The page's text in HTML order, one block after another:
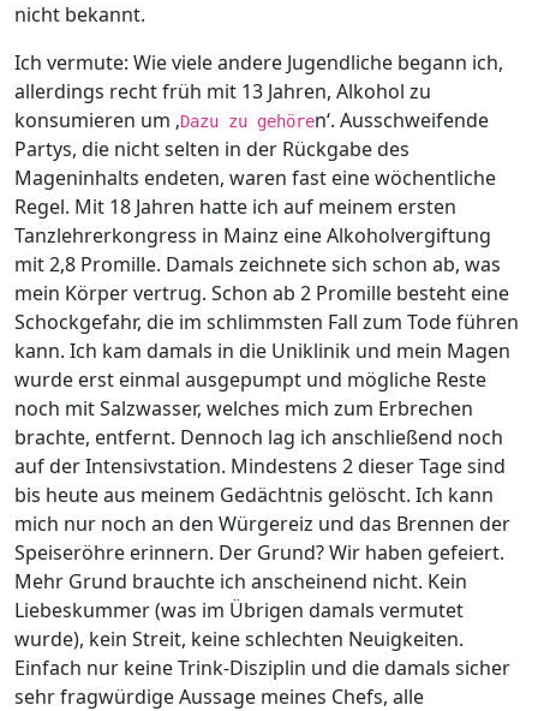
nicht bekannt.
Ich vermute: Wie viele andere Jugendliche begann ich,
allerdings recht früh mit 13 Jahren, Alkohol zu
konsumieren um ‚Dazu zu gehören‘. Ausschweifende
Partys, die nicht selten in der Rückgabe des
Mageninhalts endeten, waren fast eine wöchentliche
Regel. Mit 18 Jahren hatte ich auf meinem ersten
Tanzlehrerkongress in Mainz eine Alkoholvergiftung
mit 2,8 Promille. Damals zeichnete sich schon ab, was
mein Körper vertrug. Schon ab 2 Promille besteht eine
Schockgefahr, die im schlimmsten Fall zum Tode führen
kann. Ich kam damals in die Uniklinik und mein Magen
wurde erst einmal ausgepumpt und mögliche Reste
noch mit Salzwasser, welches mich zum Erbrechen
brachte, entfernt. Dennoch lag ich anschließend noch
auf der Intensivstation. Mindestens 2 dieser Tage sind
bis heute aus meinem Gedächtnis gelöscht. Ich kann
mich nur noch an den Würgereiz und das Brennen der
Speiseröhre erinnern. Der Grund? Wir haben gefeiert.
Mehr Grund brauchte ich anscheinend nicht. Kein
Liebeskummer (was im Übrigen damals vermutet
wurde), kein Streit, keine schlechten Neuigkeiten.
Einfach nur keine Trink-Disziplin und die damals sicher
sehr fragwürdige Aussage meines Chefs, alle